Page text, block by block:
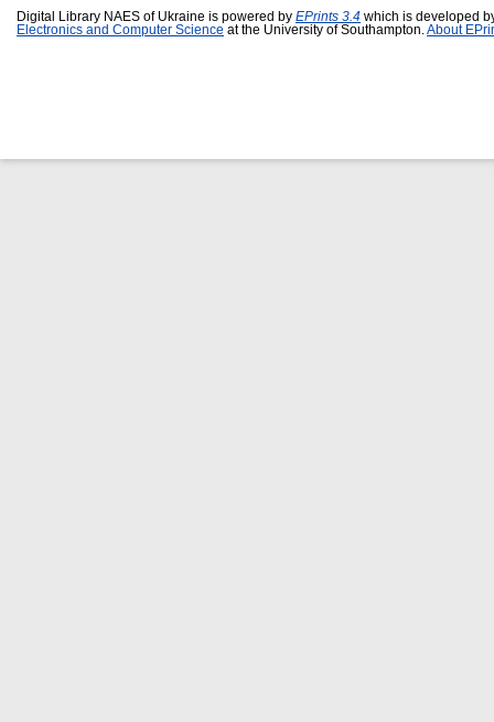
Digital Library NAES of Ukraine is powered by EPrints 3.4 which is developed
Electronics and Computer Science at the University of Southampton. About